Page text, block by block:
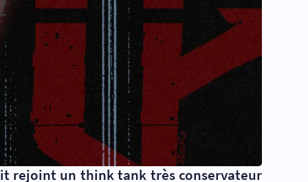
rejoint un think tank très conservateur